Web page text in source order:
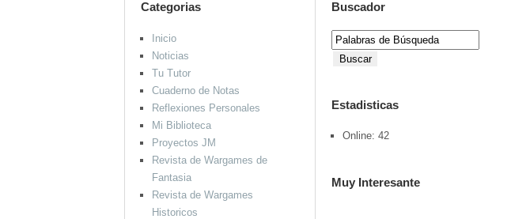
Buscador
Estadisticas
Online: 42
Muy Interesante
Categorias
Inicio
Noticias
Tu Tutor
Cuaderno de Notas
Reflexiones Personales
Mi Biblioteca
Proyectos JM
Revista de Wargames de
Fantasia
Revista de Wargames
Historicos